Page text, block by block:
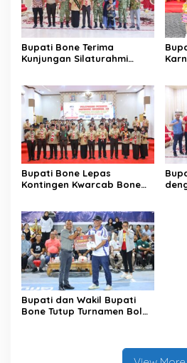
Bupati Bone Terima
Kunjungan Silaturahmi
Bupati Bone Lepas
Kontingen Kwarcab Bone
Bupati dan Wakil Bupati
Bone Tutup Turnamen Bola